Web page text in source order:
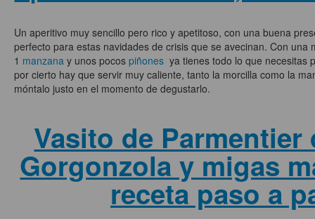
Un aperitivo muy sencillo pero rico y apetitoso, con una buena
perfecto para estas navidades de crisis que se avecinan. Con una
1 manzana y unos pocos piñones ya tienes todo lo que necesitas
por cierto hay que servir muy caliente, tanto la morcilla como la
móntalo justo en el momento de degustarlo.
Vasito de Parmentier
Gorgonzola y migas
receta paso a